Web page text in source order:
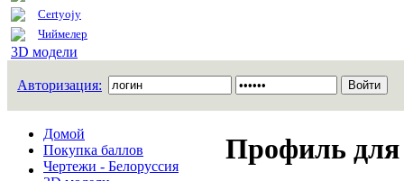
Certyojy
Чиймелер
3D модели
Авторизация:
Домой
Покупка баллов
Чертежи - Белоруссия
Профиль